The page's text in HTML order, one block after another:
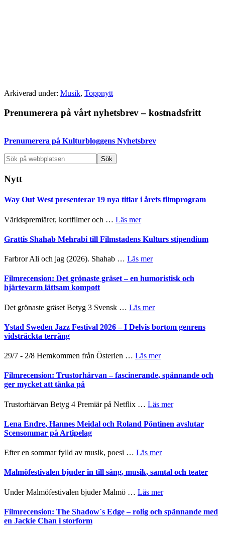
Arkiverad under: Musik, Toppnytt
Primärt
Prenumerera på vårt nyhetsbrev – kostnadsfritt
Prenumerera på Kulturbloggens Nyhetsbrev
Sök
på
webbplatsen
Nytt
Way Out West presenterar 19 nya titlar i årets filmprogram
Världspremiärer, kortfilmer och … Läs merom
Out
19
titlar
filmprogram
Grattis Shahab Mehrabi till Filmstadens Kulturs stipendium
Farbror Ali och jag (2026). Shahab … Läs merom
Shahab
Kulturs
Filmrecension: Det grönaste gräset – en humoristisk och
hjärtevarm lättsam kompott
Det grönaste gräset Betyg 3 Svensk … Läs merom
Det
grönaste
en
och
kompott
Ystad Sweden Jazz Festival 2026 – I Delvis bortom genrens
vidsträckta terräng
29/7 - 2/8 Hemkommen från Österlen … Läs merom
Sweden
Jazz
–
Delvis
vidsträckta
Filmrecension: Trustorhärvan – fascinerande, spännande och
ger mycket att tänka på
Trustorhärvan Betyg 4 Premiär på Netflix … Läs merom
Trustorhärvan
mycket
Lena Endre, Hannes Meidal och Roland Pöntinen avslutar
Scensommar på Artipelag
Efter en sommar fylld av musik, poesi … Läs merom
Endre,
och
Pöntinen
Malmöfestivalen bjuder in till sång, musik, samtal och teater
Under Malmöfestivalen bjuder Malmö … Läs merom
bjuder
in
Filmrecension: The Shadow´s Edge – rolig och spännande med
en Jackie Chan i storform